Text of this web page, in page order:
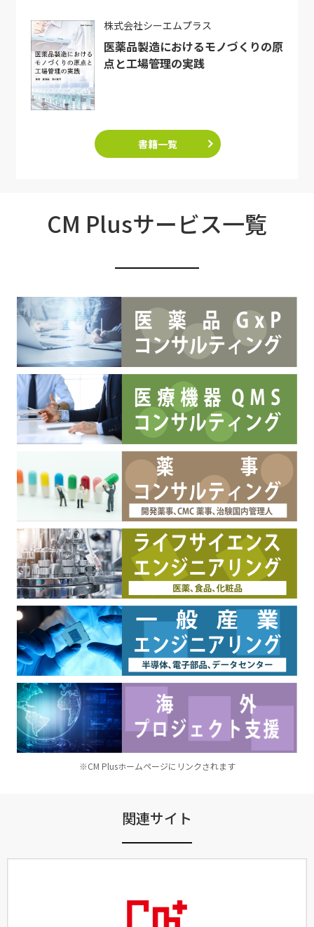
株式会社シーエムプラス
医薬品製造におけるモノづくりの原
点と工場管理の実践
書籍一覧
CM Plusサービス一覧
※CM Plusホームページにリンクされます
関連サイト